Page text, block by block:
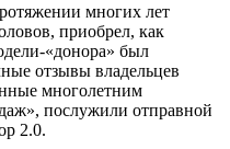
многих лет
приобрел, как
«донора» был
отзывы владельцев
многолетним
послужили отправной
2.0.